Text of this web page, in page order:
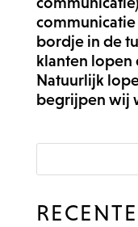
communicatie
bordje in de
klanten lopen
Natuurlijk
begrijpen wij